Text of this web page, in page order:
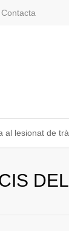
Contacta
al lesionat de